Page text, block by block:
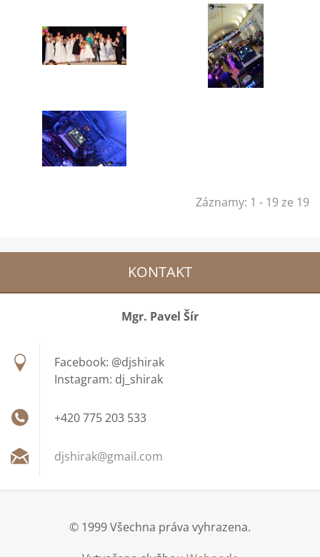
Záznamy: 1 - 19 ze 19
KONTAKT
Mgr. Pavel Šír
Facebook: @djshirak
Instagram: dj_shirak
+420 775 203 533
djshirak@gmail.com
© 1999 Všechna práva vyhrazena.